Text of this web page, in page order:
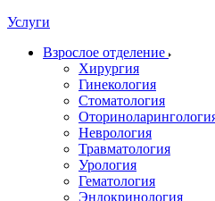
Услуги
Взрослое отделение
Хирургия
Гинекология
Стоматология
Неврология
Травматология
Урология
Гематология
Эндокринология